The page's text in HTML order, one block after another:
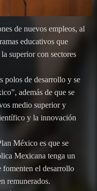
de nuevos empleos, al
educativos que
superior con sectores
polos de desarrollo y se
además de que se
medio superior y
y la innovación
México es que se
Mexicana tenga un
fomenten el desarrollo
remunerados.